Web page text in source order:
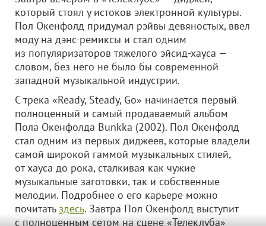
который стоял у истоков электронной культуры.
Пол Окенфолд придумал рэйвы девяностых, ввел
моду на дэнс-ремиксы и стал одним
из популяризаторов тяжелого эйсид-хауса —
словом, без него не было бы современной
западной музыкальной индустрии.
С трека «Ready, Steady, Go» начинается первый
полноценный и самый продаваемый альбом
Пола Окенфолда Bunkka (2002). Пол Окенфолд
стал одним из первых диджеев, которые владели
самой широкой гаммой музыкальных стилей,
от хауса до рока, сталкивая как чужие
музыкальные заготовки, так и собственные
мелодии. Подробнее о его карьере можно
почитатьздесь. Завтра Пол Окенфолд выступит
с полноценным сетом на сцене «Телеклуба»